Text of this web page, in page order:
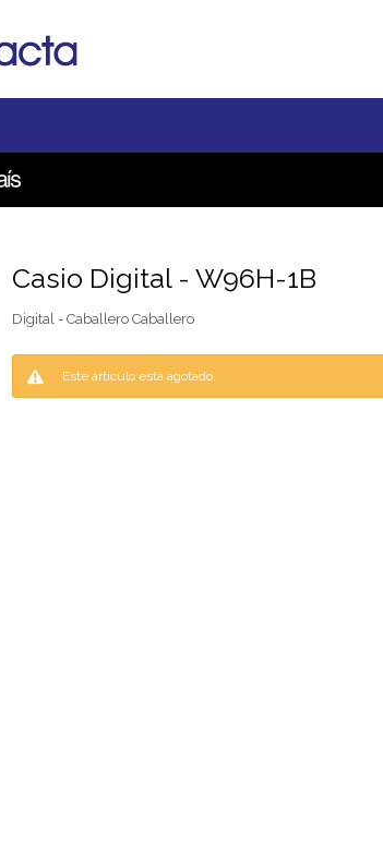
Casio Digital - W96H-1B
Digital - Caballero Caballero
Este artículo está agotado.